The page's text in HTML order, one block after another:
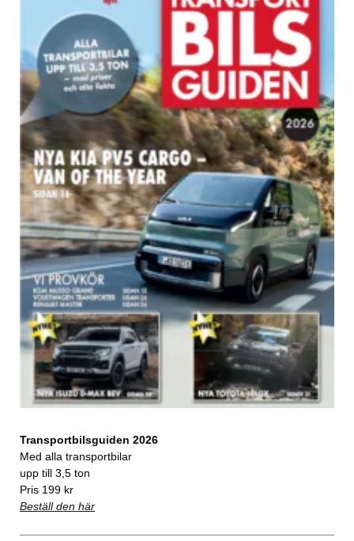
Transportbilsguiden 2026
Med alla transportbilar
upp till 3,5 ton
Pris 199 kr
Beställ den här